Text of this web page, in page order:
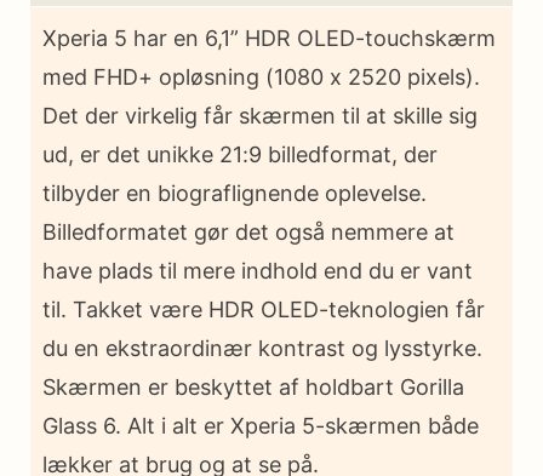
Xperia 5 har en 6,1” HDR OLED-touchskærm
med FHD+ opløsning (1080 x 2520 pixels).
Det der virkelig får skærmen til at skille sig
ud, er det unikke 21:9 billedformat, der
tilbyder en biograflignende oplevelse.
Billedformatet gør det også nemmere at
have plads til mere indhold end du er vant
til. Takket være HDR OLED-teknologien får
du en ekstraordinær kontrast og lysstyrke.
Skærmen er beskyttet af holdbart Gorilla
Glass 6. Alt i alt er Xperia 5-skærmen både
lækker at brug og at se på.